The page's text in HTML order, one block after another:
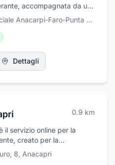
accompagnata da un
Offre al cliente la
di una pausa rilassante in
elegante. Potrete gustare
anche da banco, freddi,
da uno staff gentile e
Strada Provinciale Anacarpi-Faro-Punta Carena, 20
Dettagli
0.9 km
il servizio online per la
creato per la
floreali per ogni
ricevimenti, open-
8, Anacapri